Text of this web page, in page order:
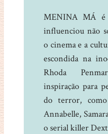
MENINA MÁ é
influenciou não
o cinema e a
escondida na
Rhoda
inspiração para
do terror,
Annabelle,
o serial killer